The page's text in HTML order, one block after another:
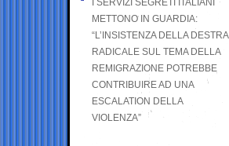
I SERVIZI SEGRETI ITALIANI
METTONO IN GUARDIA:
“L’INSISTENZA DELLA DESTRA
RADICALE SUL TEMA DELLA
REMIGRAZIONE POTREBBE
CONTRIBUIRE AD UNA
ESCALATION DELLA
VIOLENZA”